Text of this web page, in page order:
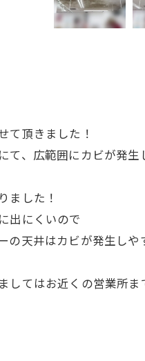
て頂きました！
て、広範囲にカビが発生
ました！
出にくいので
天井はカビが発生しや
てはお近くの営業所ま